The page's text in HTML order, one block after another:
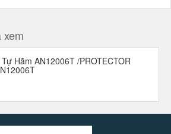
xem
Hãm AN12006T /PROTECTOR